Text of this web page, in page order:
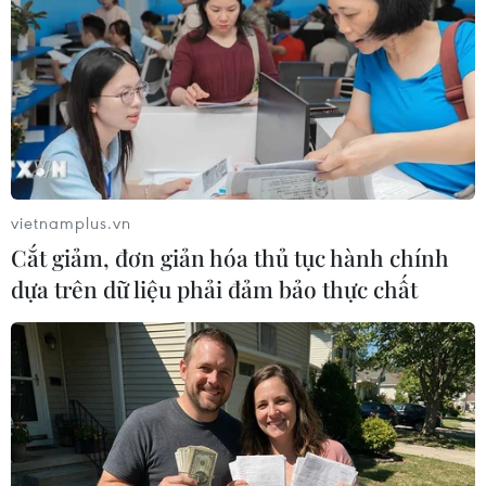
Anh Lương Văn Trang, bố cháu bé (tại xã Ea Knuếch, huyện
Krông Pắk, tỉnh Đắk Lắk) mong muốn tìm ra nguyên nhân tử
vong của con gái. (Ảnh: TTXVN phát)
Sau khi sinh, bác sỹ thông báo cháu khỏe mạnh,
không có gì bất thường. Đến khoảng 9 giờ sáng
vietnamplus.vn
Cắt giảm, đơn giản hóa thủ tục hành chính
dựa trên dữ liệu phải đảm bảo thực chất